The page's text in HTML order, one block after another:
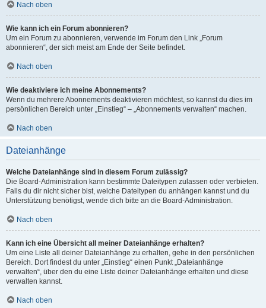
Nach oben
Wie kann ich ein Forum abonnieren?
Um ein Forum zu abonnieren, verwende im Forum den Link „Forum
abonnieren“, der sich meist am Ende der Seite befindet.
Nach oben
Wie deaktiviere ich meine Abonnements?
Wenn du mehrere Abonnements deaktivieren möchtest, so kannst du dies im
persönlichen Bereich unter „Einstieg“ – „Abonnements verwalten“ machen.
Nach oben
Dateianhänge
Welche Dateianhänge sind in diesem Forum zulässig?
Die Board-Administration kann bestimmte Dateitypen zulassen oder verbieten.
Falls du dir nicht sicher bist, welche Dateitypen du anhängen kannst und du
Unterstützung benötigst, wende dich bitte an die Board-Administration.
Nach oben
Kann ich eine Übersicht all meiner Dateianhänge erhalten?
Um eine Liste all deiner Dateianhänge zu erhalten, gehe in den persönlichen
Bereich. Dort findest du unter „Einstieg“ einen Punkt „Dateianhänge
verwalten“, über den du eine Liste deiner Dateianhänge erhalten und diese
verwalten kannst.
Nach oben